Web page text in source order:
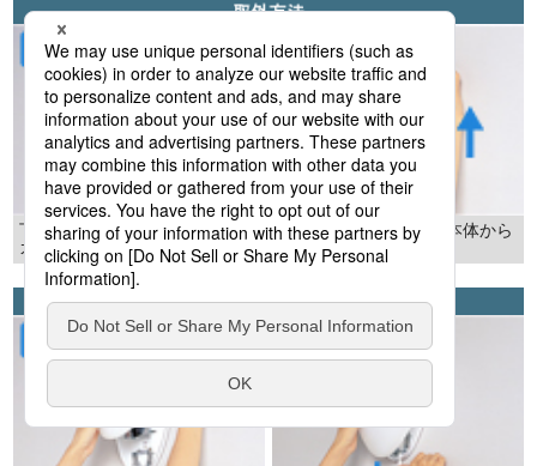
下のプッシュボタンを押して、
カバーの下側を本体から外す。
カバーを上にずらし、本体から
外す。